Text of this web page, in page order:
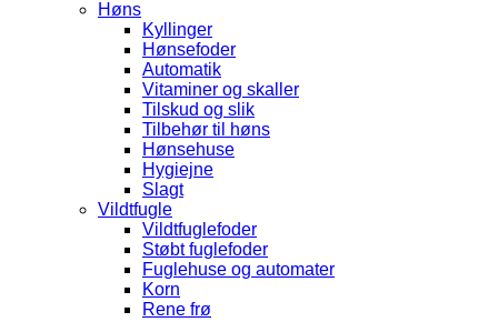
Høns
Kyllinger
Hønsefoder
Automatik
Vitaminer og skaller
Tilskud og slik
Tilbehør til høns
Hønsehuse
Hygiejne
Slagt
Vildtfugle
Vildtfuglefoder
Støbt fuglefoder
Fuglehuse og automater
Korn
Rene frø